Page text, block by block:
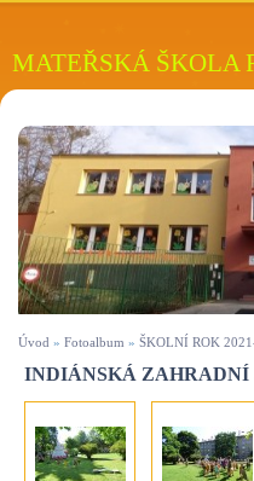
MATEŘSKÁ ŠKOLA
Úvod » Fotoalbum » ŠKOLNÍ ROK
INDIÁNSKÁ ZAHRADNÍ